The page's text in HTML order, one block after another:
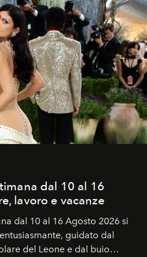
dal 10 al 16
lavoro e vacanze
dal 10 al 16 Agosto 2026 si
guidato dal
del Leone e dal buio